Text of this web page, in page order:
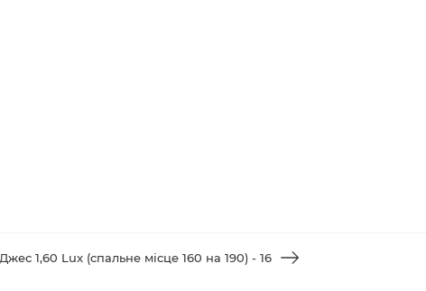
1,60 Lux (спальне місце 160 на 190) - 16